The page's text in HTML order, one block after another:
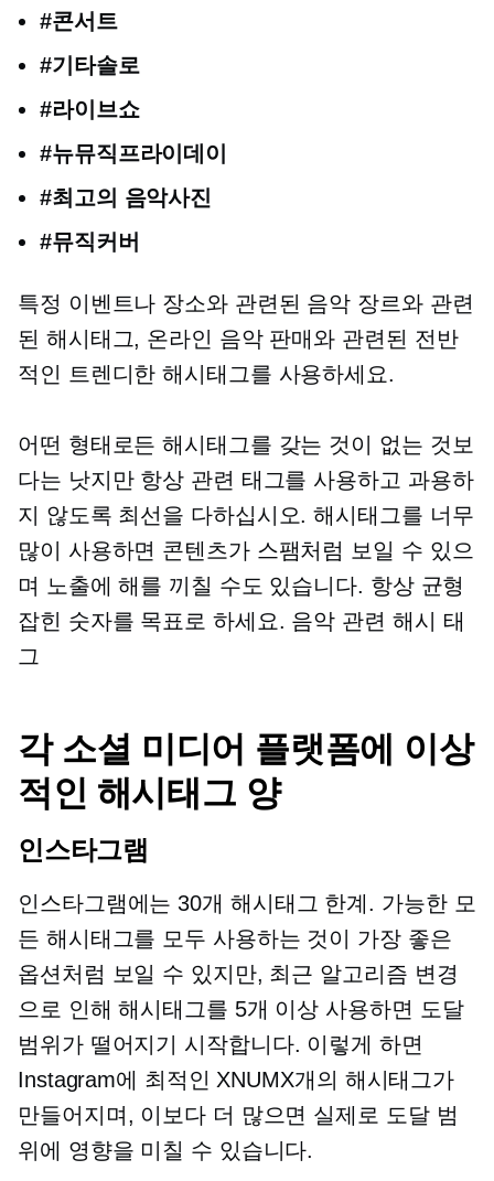
#콘서트
#기타솔로
#라이브쇼
#뉴뮤직프라이데이
#최고의 음악사진
#뮤직커버
특정 이벤트나 장소와 관련된 음악 장르와 관련
된 해시태그, 온라인 음악 판매와 관련된 전반
적인 트렌디한 해시태그를 사용하세요.
어떤 형태로든 해시태그를 갖는 것이 없는 것보
다는 낫지만 항상 관련 태그를 사용하고 과용하
지 않도록 최선을 다하십시오. 해시태그를 너무
많이 사용하면 콘텐츠가 스팸처럼 보일 수 있으
며 노출에 해를 끼칠 수도 있습니다. 항상 균형
잡힌 숫자를 목표로 하세요. 음악 관련 해시 태
그
각 소셜 미디어 플랫폼에 이상
적인 해시태그 양
인스타그램
인스타그램에는30개 해시태그 한계. 가능한 모
든 해시태그를 모두 사용하는 것이 가장 좋은
옵션처럼 보일 수 있지만, 최근 알고리즘 변경
으로 인해 해시태그를 5개 이상 사용하면 도달
범위가 떨어지기 시작합니다. 이렇게 하면
Instagram에 최적인 XNUMX개의 해시태그가
만들어지며, 이보다 더 많으면 실제로 도달 범
위에 영향을 미칠 수 있습니다.